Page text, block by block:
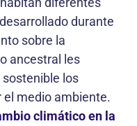
durante
sobre la
ancestral les
los
el medio ambiente.
climático en la